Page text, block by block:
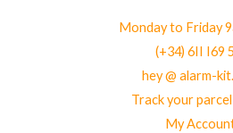
Monday to Friday
(+34) 6II I69
hey @ alarm-
Track your
My